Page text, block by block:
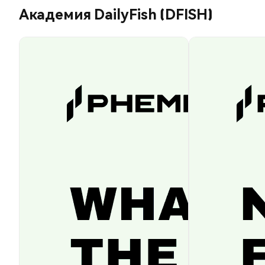
Академия DailyFish (DFISH)